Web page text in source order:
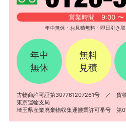
営業時間 9:00 〜
年中無休・お見積無料・即日引き
年中
無休
無料
見積
古物商許可証第307761207261号 ／ 貨
東京運輸支局
埼玉県産業廃棄物収集運搬業許可番号 第